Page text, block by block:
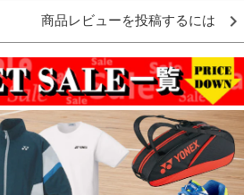
商品レビューを投稿するには